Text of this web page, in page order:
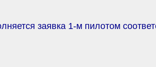
заявка 1-м пилотом